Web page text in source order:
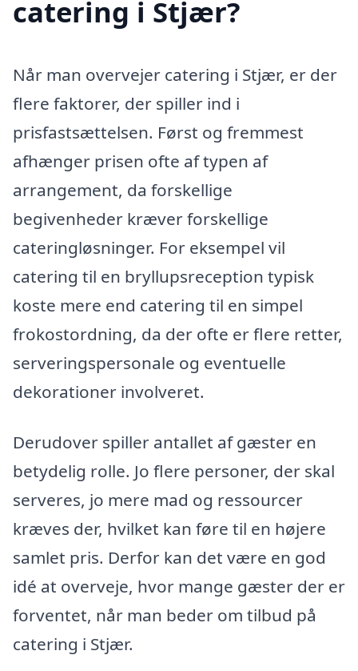
catering i Stjær?
Når man overvejer catering i Stjær, er der
flere faktorer, der spiller ind i
prisfastsættelsen. Først og fremmest
afhænger prisen ofte af typen af
arrangement, da forskellige
begivenheder kræver forskellige
cateringløsninger. For eksempel vil
catering til en bryllupsreception typisk
koste mere end catering til en simpel
frokostordning, da der ofte er flere retter,
serveringspersonale og eventuelle
dekorationer involveret.
Derudover spiller antallet af gæster en
betydelig rolle. Jo flere personer, der skal
serveres, jo mere mad og ressourcer
kræves der, hvilket kan føre til en højere
samlet pris. Derfor kan det være en god
idé at overveje, hvor mange gæster der er
forventet, når man beder om tilbud på
catering i Stjær.